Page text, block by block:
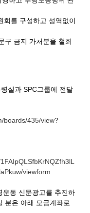
회를 구성하고 성역없이
구 금지 가처분을 철회
실과 SPC그룹에 전달
boards/435/view?
viewform
운동 신문광고를 추진하
분은 아래 모금계좌로